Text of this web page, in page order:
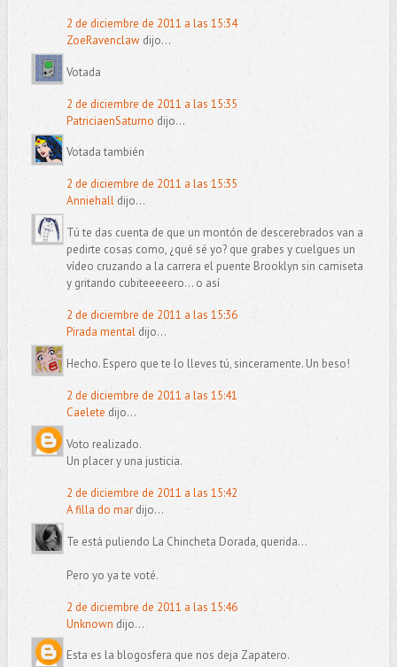
2 de diciembre de 2011 a las 15:34
ZoeRavenclawdijo...
Votada
2 de diciembre de 2011 a las 15:35
PatriciaenSaturno dijo...
Votada también
2 de diciembre de 2011 a las 15:35
Anniehalldijo...
Tú te das cuenta de que un montón de descerebrados van a
pedirte cosas como, ¿qué sé yo? que grabes y cuelgues un
vídeo cruzando a la carrera el puente Brooklyn sin camiseta
y gritando cubiteeeeero... o así
2 de diciembre de 2011 a las 15:36
Pirada mentaldijo...
Hecho. Espero que te lo lleves tú, sinceramente. Un beso!
2 de diciembre de 2011 a las 15:41
Caelete dijo...
Voto realizado.
Un placer y una justicia.
2 de diciembre de 2011 a las 15:42
A filla do mardijo...
Te está puliendo La Chincheta Dorada, querida...
Pero yo ya te voté.
2 de diciembre de 2011 a las 15:46
Unknown dijo...
Esta es la blogosfera que nos deja Zapatero.